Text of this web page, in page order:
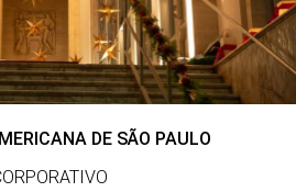
DE SÃO PAULO